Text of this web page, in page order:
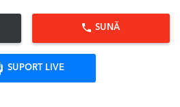
SUNĂ
SUPORT LIVE